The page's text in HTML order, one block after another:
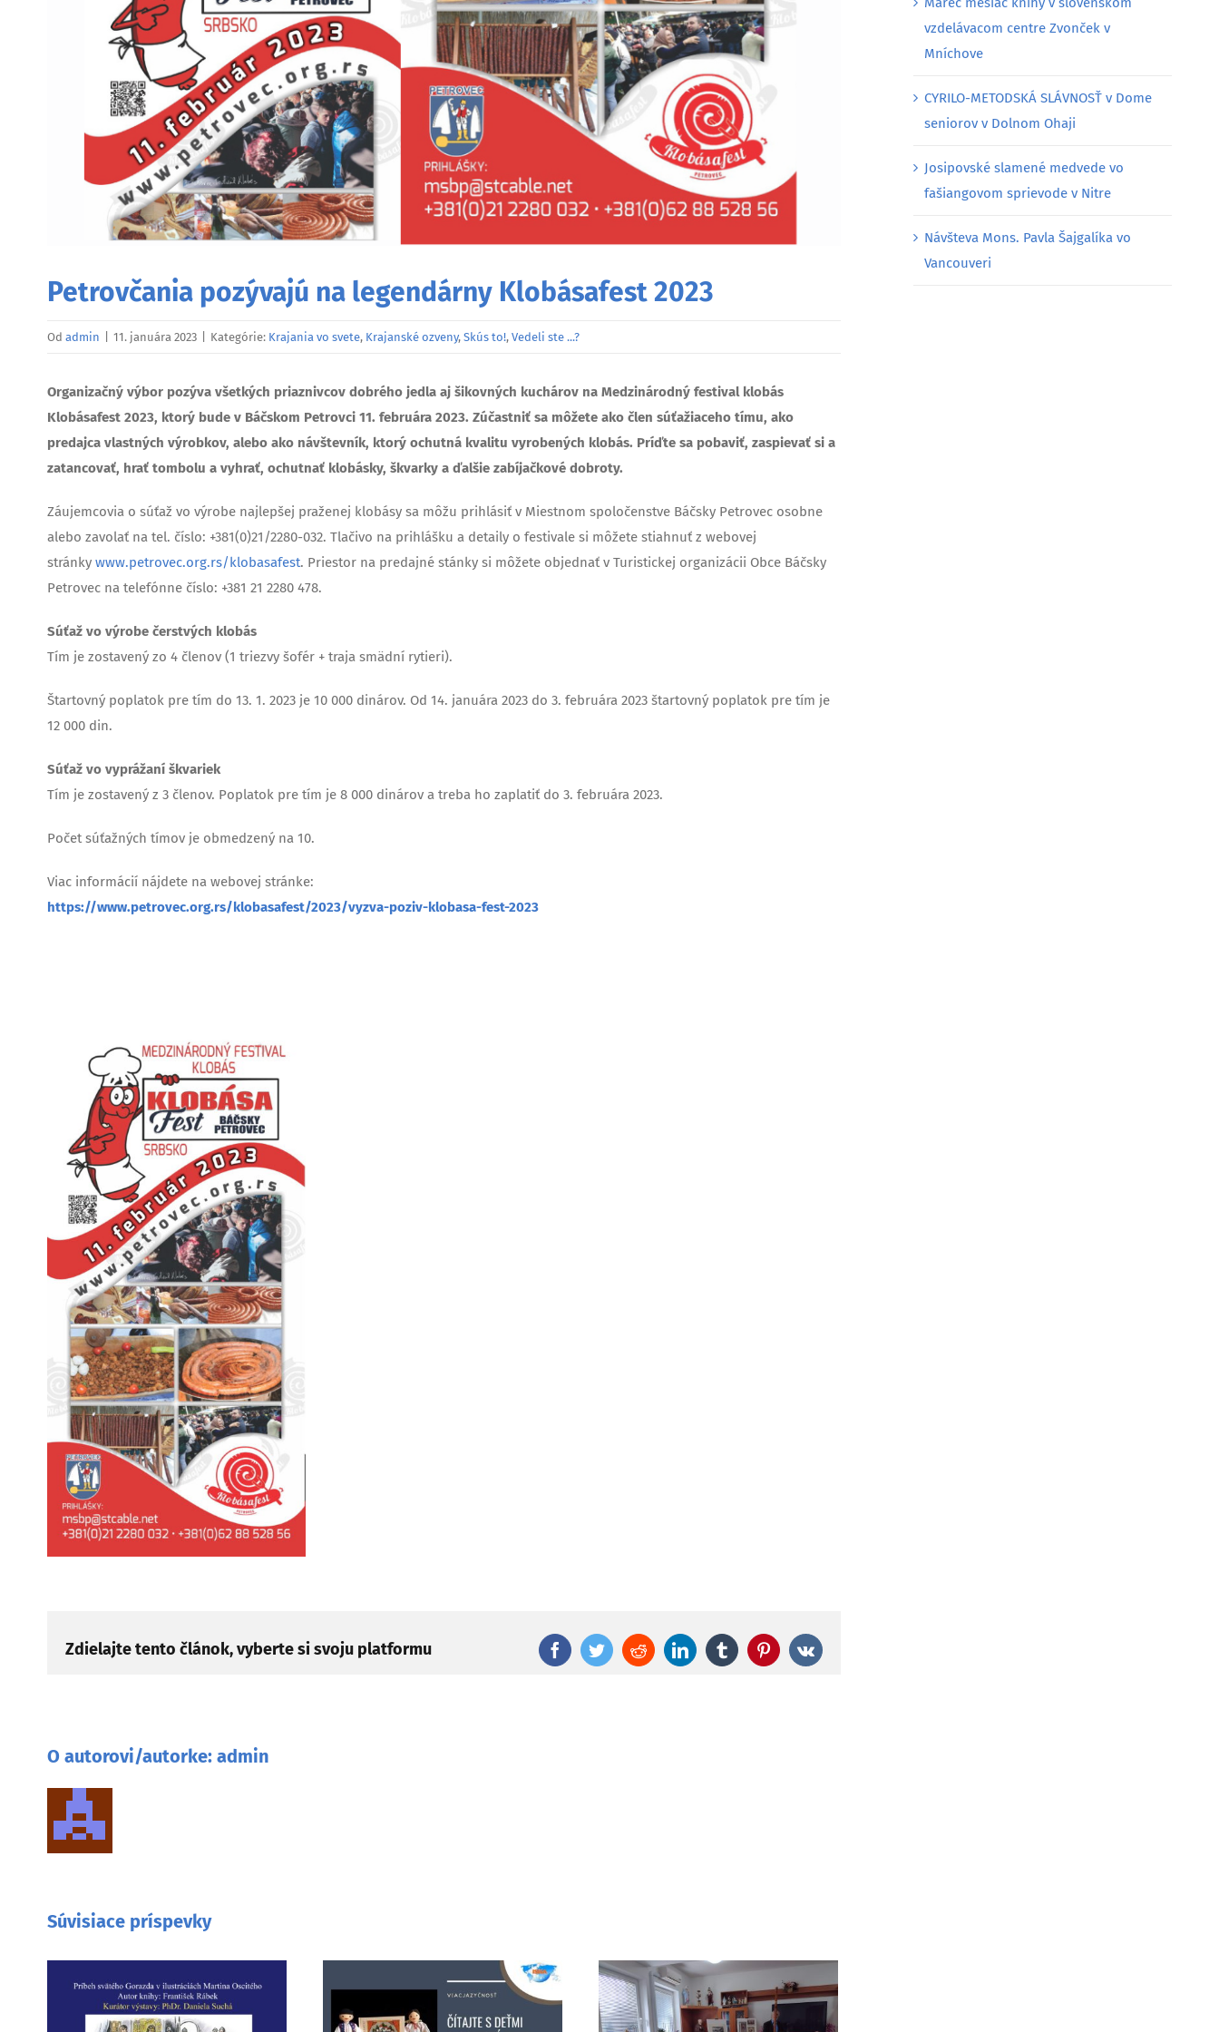
Petrovčania pozývajú na legendárny Klobásafest 2023
Od admin 11. januára 2023 Kategórie: Krajania vo svete, Krajanské ozveny, Skús to!, Vedeli ste ...?
Organizačný výbor pozýva všetkých priaznivcov dobrého jedla aj šikovných kuchárov na Medzinárodný festival klobás
Klobásafest 2023, ktorý bude v Báčskom Petrovci 11. februára 2023. Zúčastniť sa môžete ako člen súťažiaceho tímu, ako
predajca vlastných výrobkov, alebo ako návštevník, ktorý ochutná kvalitu vyrobených klobás. Príďte sa pobaviť, zaspievať si a
zatancovať, hrať tombolu a vyhrať, ochutnať klobásky, škvarky a ďalšie zabíjačkové dobroty.
Záujemcovia o súťaž vo výrobe najlepšej praženej klobásy sa môžu prihlásiť v Miestnom spoločenstve Báčsky Petrovec osobne
alebo zavolať na tel. číslo: +381(0)21/2280-032. Tlačivo na prihlášku a detaily o festivale si môžete stiahnuť z webovej
stránky www.petrovec.org.rs/klobasafest. Priestor na predajné stánky si môžete objednať v Turistickej organizácii Obce Báčsky
Petrovec na telefónne číslo: +381 21 2280 478.
Súťaž vo výrobe čerstvých klobás
Tím je zostavený zo 4 členov (1 triezvy šofér + traja smädní rytieri).
Štartovný poplatok pre tím do 13. 1. 2023 je 10 000 dinárov. Od 14. januára 2023 do 3. februára 2023 štartovný poplatok pre tím je
12 000 din.
Súťaž vo vyprážaní škvariek
Tím je zostavený z 3 členov. Poplatok pre tím je 8 000 dinárov a treba ho zaplatiť do 3. februára 2023.
Počet súťažných tímov je obmedzený na 10.
Viac informácií nájdete na webovej stránke:
https://www.petrovec.org.rs/klobasafest/2023/vyzva-poziv-klobasa-fest-2023
Zdielajte tento článok, vyberte si svoju platformu FacebookTwitterRedditLinkedInTumblr Pinterest
Vk
O autorovi/autorke: admin
Súvisiace príspevky
vzdelávacom centre Zvonček v
Mníchove
CYRILO-METODSKÁ SLÁVNOSŤ v Dome
seniorov v Dolnom Ohaji
Josipovské slamené medvede vo
fašiangovom sprievode v Nitre
Návšteva Mons. Pavla Šajgalíka vo
Vancouveri